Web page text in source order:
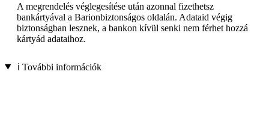
A megrendelés véglegesítése után azonnal fizethetsz
bankártyával a Barionbiztonságos oldalán. Adataid végig
biztonságban lesznek, a bankon kívül senki nem férhet hozzá
kártyád adataihoz.
ℹ️ További információk